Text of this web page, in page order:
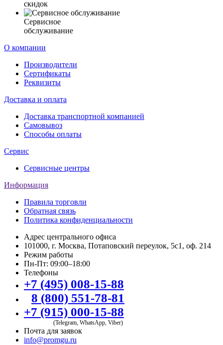
скидок
Сервисное
обслуживание
О компании
Производители
Сертификаты
Реквизиты
Доставка и оплата
Доставка транспортной компанией
Самовывоз
Способы оплаты
Сервис
Сервисные центры
Информация
Правила торговли
Обратная связь
Политика конфиденциальности
Адрес центрального офиса
101000, г. Москва, Потаповский переулок, 5с1, оф. 214
Режим работы
Пн-Пт: 09:00–18:00
Телефоны
+7 (495) 008-15-88
8 (800) 551-78-81
+7 (915) 000-15-88
(Telegram, WhatsApp, Viber)
Почта для заявок
info@promgu.ru